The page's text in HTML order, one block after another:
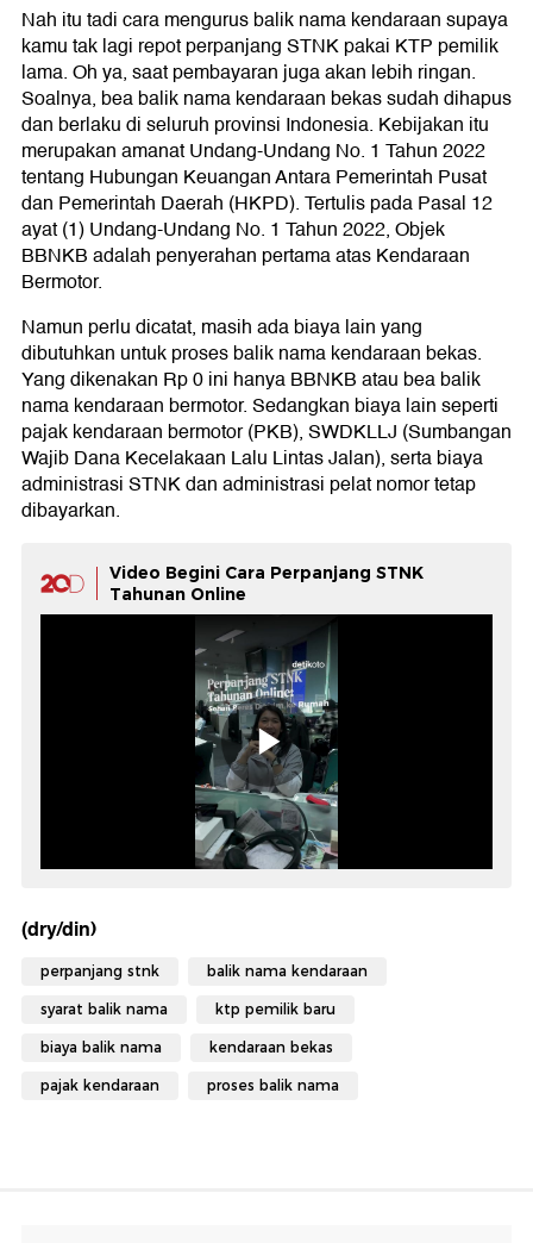
Nah itu tadi cara mengurus balik nama kendaraan supaya
kamu tak lagi repot perpanjang STNK pakai KTP pemilik
lama. Oh ya, saat pembayaran juga akan lebih ringan.
Soalnya, bea balik nama kendaraan bekas sudah dihapus
dan berlaku di seluruh provinsi Indonesia. Kebijakan itu
merupakan amanat Undang-Undang No. 1 Tahun 2022
tentang Hubungan Keuangan Antara Pemerintah Pusat
dan Pemerintah Daerah (HKPD). Tertulis pada Pasal 12
ayat (1) Undang-Undang No. 1 Tahun 2022, Objek
BBNKB adalah penyerahan pertama atas Kendaraan
Bermotor.
Namun perlu dicatat, masih ada biaya lain yang
dibutuhkan untuk proses balik nama kendaraan bekas.
Yang dikenakan Rp 0 ini hanya BBNKB atau bea balik
nama kendaraan bermotor. Sedangkan biaya lain seperti
pajak kendaraan bermotor (PKB), SWDKLLJ (Sumbangan
Wajib Dana Kecelakaan Lalu Lintas Jalan), serta biaya
administrasi STNK dan administrasi pelat nomor tetap
dibayarkan.
Video Begini Cara Perpanjang STNK
Tahunan Online
(dry/din)
perpanjang stnk balik nama kendaraan
syarat balik nama ktp pemilik baru
biaya balik nama kendaraan bekas
pajak kendaraan proses balik nama